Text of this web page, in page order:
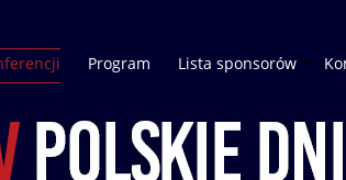
Program Lista sponsorów